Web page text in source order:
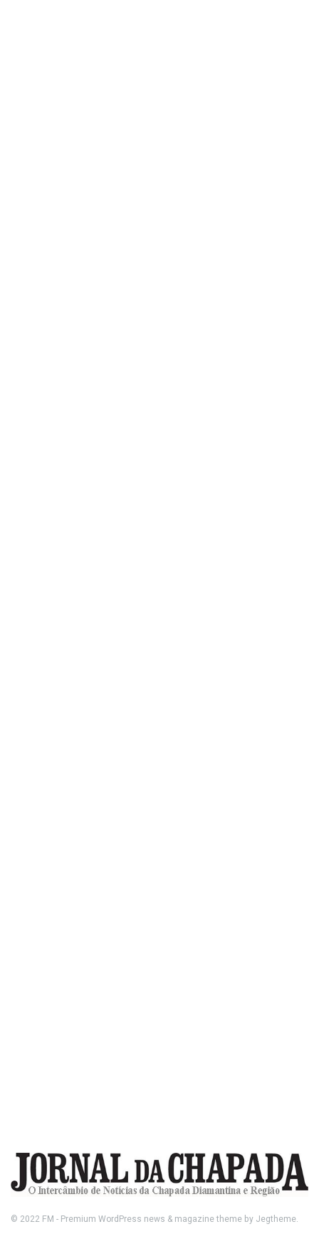
© 2022 FM - Premium WordPress news & magazine theme by Jegtheme.